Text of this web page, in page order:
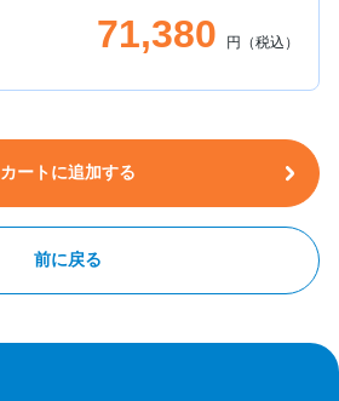
71,380 円（税込）
カートに追加する
前に戻る